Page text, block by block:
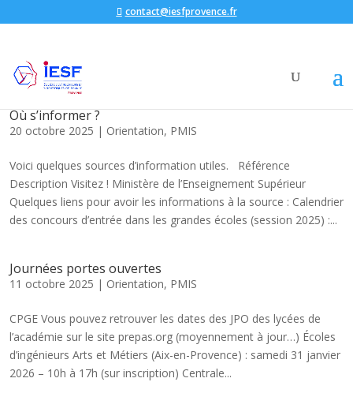
contact@iesfprovence.fr
Où s’informer ?
20 octobre 2025 | Orientation, PMIS
Voici quelques sources d’information utiles. Référence
Description Visitez ! Ministère de l’Enseignement Supérieur
Quelques liens pour avoir les informations à la source : Calendrier
des concours d’entrée dans les grandes écoles (session 2025) :...
Journées portes ouvertes
11 octobre 2025 | Orientation, PMIS
CPGE Vous pouvez retrouver les dates des JPO des lycées de
l’académie sur le site prepas.org (moyennement à jour…) Écoles
d’ingénieurs Arts et Métiers (Aix-en-Provence) : samedi 31 janvier
2026 – 10h à 17h (sur inscription) Centrale...